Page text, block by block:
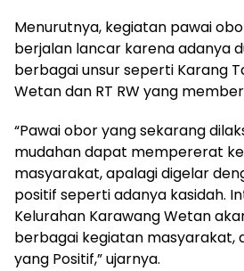
Menurutnya, kegiatan pawai
berjalan lancar karena adanya
berbagai unsur seperti Karang
Wetan dan RT RW yang
“Pawai obor yang sekarang
mudahan dapat mempererat
masyarakat, apalagi digelar
positif seperti adanya kasidah.
Kelurahan Karawang Wetan
berbagai kegiatan masyarakat,
yang Positif,” ujarnya.